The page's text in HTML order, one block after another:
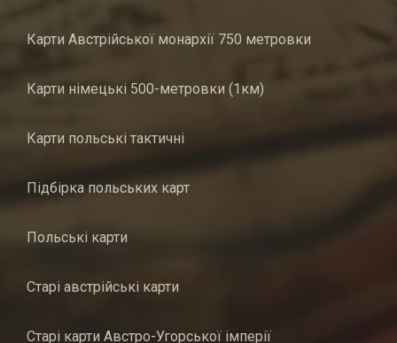
Карти Австрійської монархії 750 метровки
Карти німецькі 500-метровки (1км)
Карти польські тактичні
Підбірка польських карт
Польські карти
Старі австрійські карти
Старі карти Австро-Угорської імперії